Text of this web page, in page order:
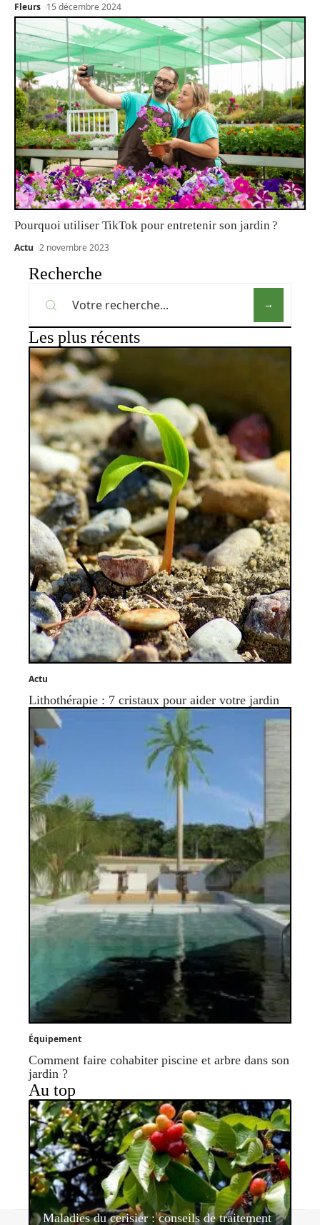
Fleurs 15 décembre 2024
Pourquoi utiliser TikTok pour entretenir son jardin ?
Actu 2 novembre 2023
Recherche
Les plus récents
Actu
Lithothérapie : 7 cristaux pour aider votre jardin
Équipement
Comment faire cohabiter piscine et arbre dans son
jardin ?
Au top
Maladies du cerisier : conseils de traitement